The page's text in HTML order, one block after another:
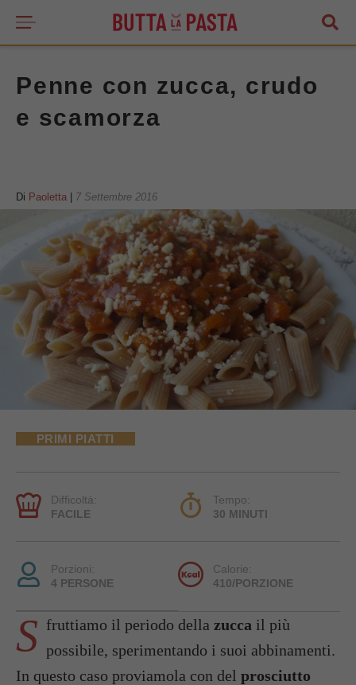
Penne con zucca, crudo
e scamorza
Di Paoletta 7 Settembre 2016
PRIMI PIATTI
Difficoltà:
FACILE
Tempo:
30 MINUTI
Porzioni:
4 PERSONE
Calorie:
410/PORZIONE
S fruttiamo il periodo della zucca il più
possibile, sperimentando i suoi abbinamenti.
In questo caso proviamola con del prosciutto